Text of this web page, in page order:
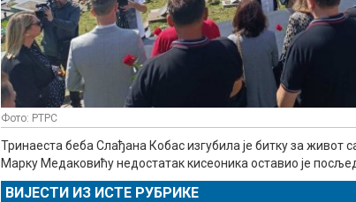
Фото: РТРС
Тринаеста беба Слађана Кобас изгубила је битку за живот
Марку Медаковићу недостатак кисеоника оставио је
ВИЈЕСТИ ИЗ ИСТЕ РУБРИКЕ